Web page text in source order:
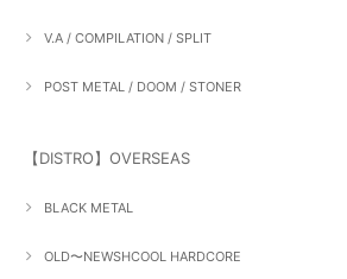
V.A / COMPILATION / SPLIT
POST METAL / DOOM / STONER
【DISTRO】OVERSEAS
BLACK METAL
OLD〜NEWSHCOOL HARDCORE